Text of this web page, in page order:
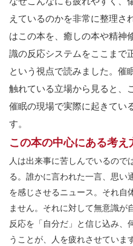
えているのかを非常に整理さ
はこの本を、癒しの本や精神
識の反応システムをここまで
という視点で読みました。催
触れている立場から見ると、
催眠の現場で実際に起きてい
す。
この本の中心にある考え
人は出来事に苦しんでいるので
る。誰かに言われた一言、思い
を感じさせるニュース。それ自
ません。それに対して無意識が
反応を「自分だ」と信じ込み、
うことが、人を疲れさせていま